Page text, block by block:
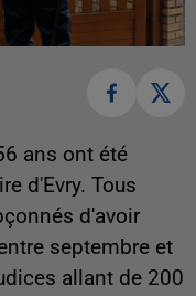
ans ont été
d'Evry. Tous
d'avoir
septembre et
allant de 200